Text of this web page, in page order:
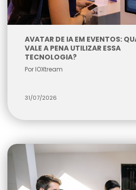
AVATAR DE IA EM EVENTOS:
VALE A PENA UTILIZAR ESSA
TECNOLOGIA?
Por IOXtream
31/07/2026